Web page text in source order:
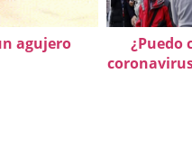
agujero
¿Puedo